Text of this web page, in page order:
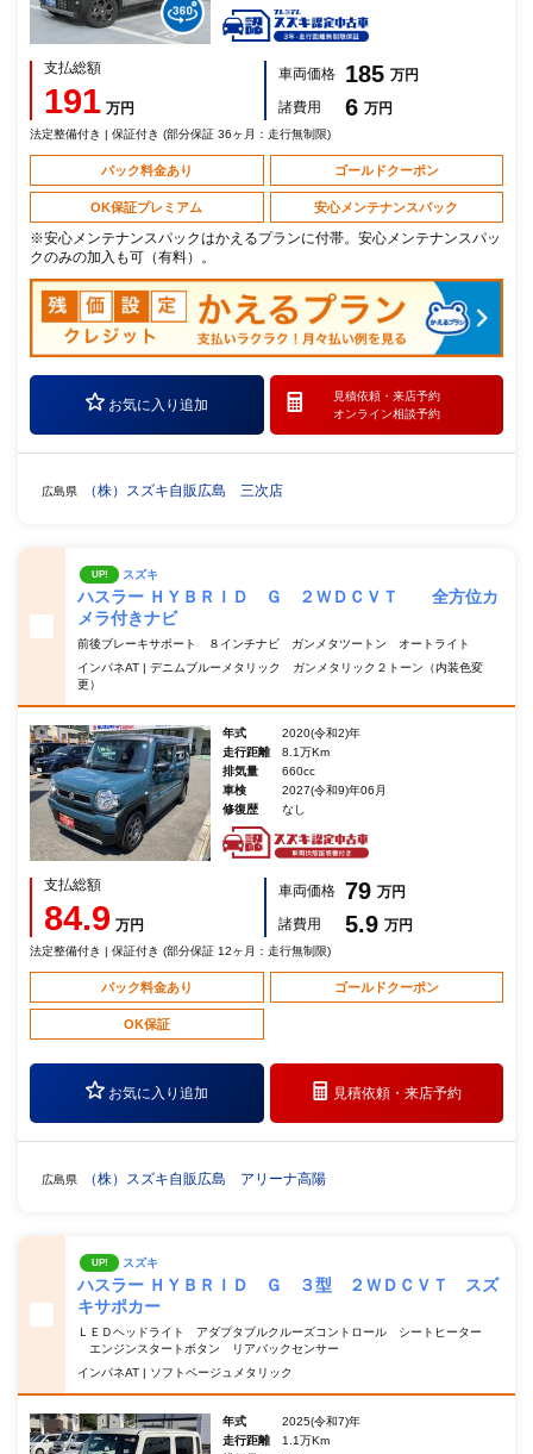
支払総額
191 万円
車両価格 185 万円
諸費用
6 万円
法定整備付き | 保証付き (部分保証 36ヶ月：走行無制限)
パック料金あり ゴールドクーポン
OK保証プレミアム 安心メンテナンスパック
※安心メンテナンスパックはかえるプランに付帯。安心メンテナンスパッ
クのみの加入も可（有料）。
お気に入り追加
見積依頼・ 来店予約
オンライン相談予約
広島県 （株）スズキ自販広島 三次店
UP! スズキ
ハスラー ＨＹＢＲＩＤ Ｇ ２ＷＤＣＶＴ 全方位カ
メラ付きナビ
前後ブレーキサポート ８インチナビ ガンメタツートン オートライト
インパネAT | デニムブルーメタリック ガンメタリック２トーン（内装色変
更）
年式
2020(令和2)年
走行距離
8.1万Km
排気量
660cc
車検
2027(令和9)年06月
修復歴
なし
支払総額
84.9 万円
車両価格 79 万円
諸費用
5.9 万円
法定整備付き | 保証付き (部分保証 12ヶ月：走行無制限)
パック料金あり ゴールドクーポン
OK保証
お気に入り追加 見積依頼・来店予約
広島県 （株）スズキ自販広島 アリーナ高陽
UP! スズキ
ハスラー ＨＹＢＲＩＤ Ｇ ３型 ２ＷＤＣＶＴ スズ
キサポカー
ＬＥＤヘッドライト アダプタブルクルーズコントロール シートヒーター
エンジンスタートボタン リアバックセンサー
インパネAT | ソフトベージュメタリック
年式
2025(令和7)年
走行距離
1.1万Km